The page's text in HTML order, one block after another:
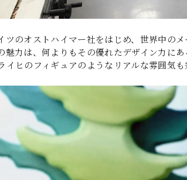
ツのオストハイマー社をはじめ、世界中の
魅力は、何よりもその優れたデザイン力に
イヒのフィギュアのようなリアルな雰囲気も